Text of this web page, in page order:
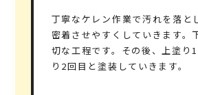
丁寧なケレン作業で汚れを落と
密着させやすくしていきます。
切な工程です。その後、上塗
り2回目と塗装していきます。